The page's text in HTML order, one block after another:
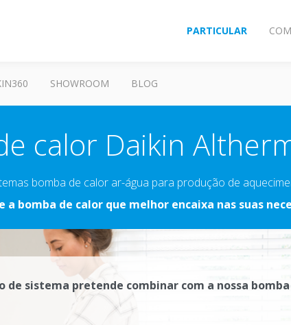
PARTICULAR
SHOWROOM BLOG
calor Daikin
bomba de calor ar-água para produção de
a bomba de calor que melhor encaixa nas suas
de sistema pretende combinar com a nossa